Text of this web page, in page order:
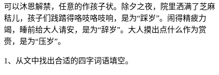
可以沐恩解禁，任意的作孩子状。除夕之夜，院里洒满了芝麻
秸儿，孩子们践踏得咯吱咯吱响，是为“踩岁”。闹得精疲力
竭，睡前给大人请安，是为“辞岁”。大人摸出点什么作为赏
赍，是为“压岁”。
1、从文中找出合适的四字词语填空。